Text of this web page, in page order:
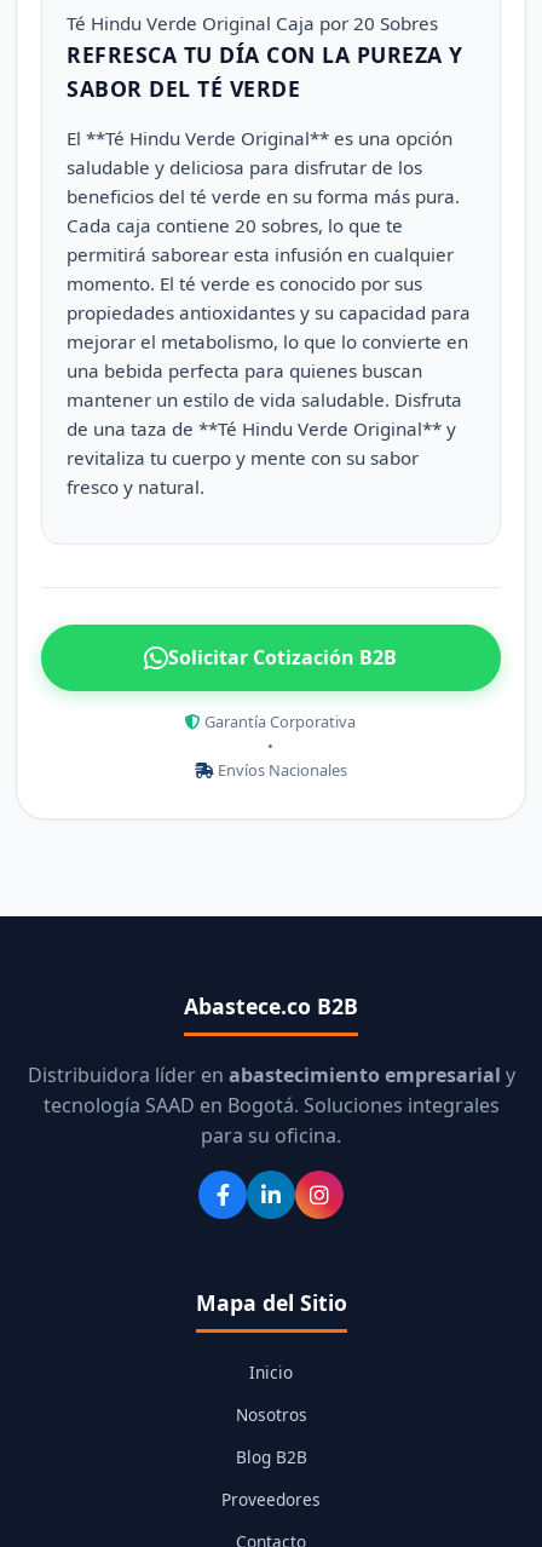
Té Hindu Verde Original Caja por 20 Sobres
REFRESCA TU DÍA CON LA PUREZA Y
SABOR DEL TÉ VERDE
El **Té Hindu Verde Original** es una opción
saludable y deliciosa para disfrutar de los
beneficios del té verde en su forma más pura.
Cada caja contiene 20 sobres, lo que te
permitirá saborear esta infusión en cualquier
momento. El té verde es conocido por sus
propiedades antioxidantes y su capacidad para
mejorar el metabolismo, lo que lo convierte en
una bebida perfecta para quienes buscan
mantener un estilo de vida saludable. Disfruta
de una taza de **Té Hindu Verde Original** y
revitaliza tu cuerpo y mente con su sabor
fresco y natural.
Solicitar Cotización B2B
Garantía Corporativa
•
Envíos Nacionales
Abastece.co B2B
Distribuidora líder en abastecimiento empresarial y
tecnología SAAD en Bogotá. Soluciones integrales
para su oficina.
Mapa del Sitio
Inicio
Nosotros
Blog B2B
Proveedores
Contacto